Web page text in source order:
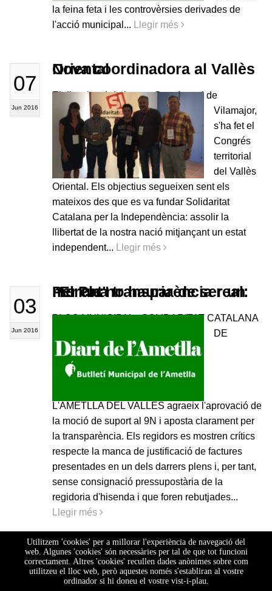
la feina feta i les controvèrsies derivades de
l'acció municipal...
Llegir més
07
Jun 2016
Nova coordinadora al Vallès Oriental
El dissabte 4 de juny, a Sant Antoni de
Vilamajor,
s'ha fet el
Congrés
territorial
del Vallès
Oriental. Els objectius segueixen sent els
mateixos des que es va fundar Solidaritat
Catalana per la Independència: assolir la
llibertat de la nostra nació mitjançant un estat
independent.​..
Llegir més
03
Jun 2016
Per una transparència real: "El Ple no hauria de ser un mercat"
BLOC MUNICIPAL - SOLIDARITAT CATALANA
DE
L'AMETLLA DEL VALLÈS agraeix l'aprovació de
la moció de suport al 9N i aposta clarament per
la transparència. Els regidors es mostren crítics
respecte la manca de justificació de factures
presentades en un dels darrers plens i, per tant,
sense consignació pressupostària de la
regidoria d'hisenda i que foren rebutjades...
Llegir més
1 2
Utilitzem 'cookies' per a millorar l'experiència de navegació del
web. Algunes 'cookies' són necessàries per tal de que tot funcioni
correctament. Altres 'cookies' recullen dades anònimes sobre com
utilitzeu el lloc web, però aquestes només s'establiran al vostre
ordinador si hi doneu el vostre vist-i-plau.